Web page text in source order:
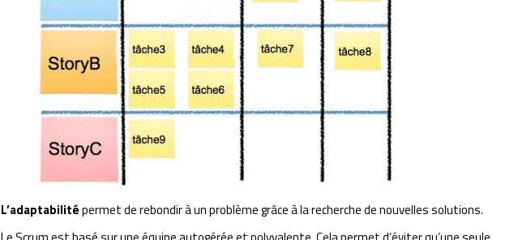
L’adaptabilitépermet de rebondir à un problème grâce à la recherche de nouvelles solutions.